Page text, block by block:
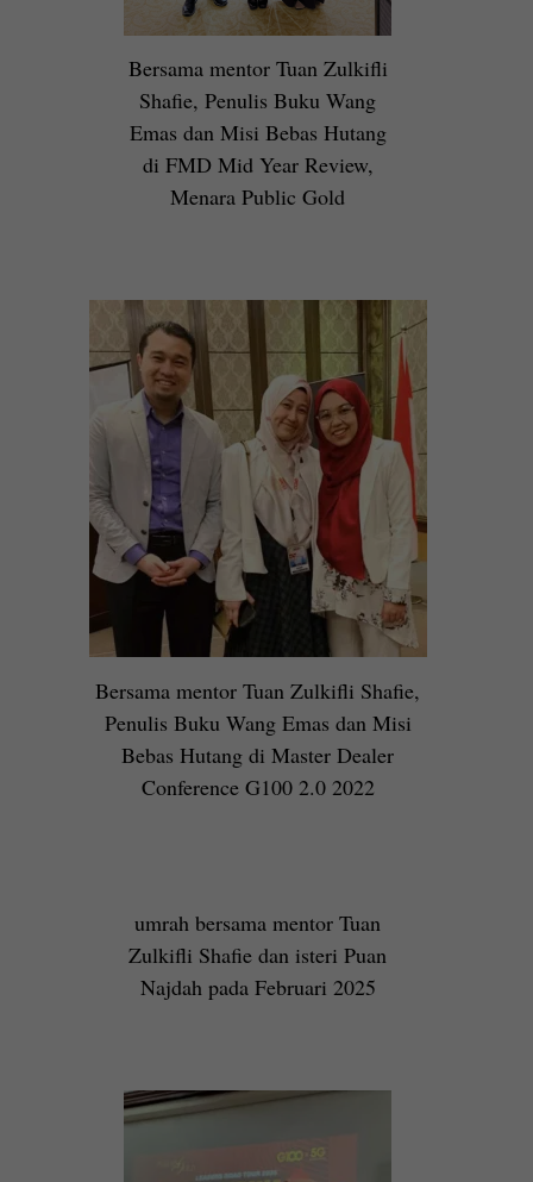
Bersama mentor Tuan Zulkifli
Shafie, Penulis Buku Wang
Emas dan Misi Bebas Hutang
di FMD Mid Year Review,
Menara Public Gold
Bersama mentor Tuan Zulkifli Shafie,
Penulis Buku Wang Emas dan Misi
Bebas Hutang di Master Dealer
Conference G100 2.0 2022
umrah bersama mentor Tuan
Zulkifli Shafie dan isteri Puan
Najdah pada Februari 2025